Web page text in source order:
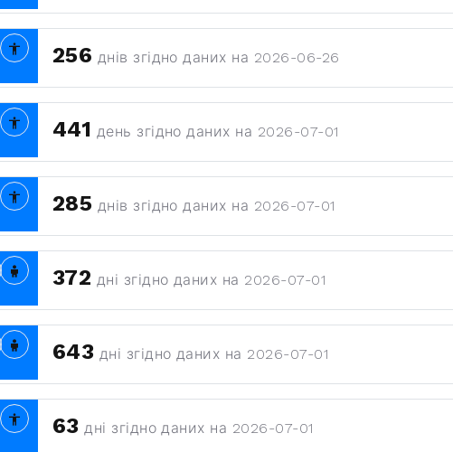
256 днів згідно даних на 2026-06-26
441 день згідно даних на 2026-07-01
285 днів згідно даних на 2026-07-01
372 дні згідно даних на 2026-07-01
643 дні згідно даних на 2026-07-01
63 дні згідно даних на 2026-07-01